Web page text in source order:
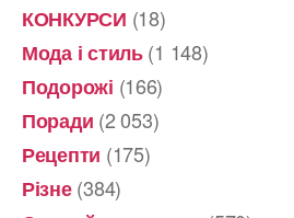
КОНКУРСИ (18)
Мода і стиль(1 148)
Подорожі (166)
Поради (2 053)
Рецепти (175)
Різне(384)